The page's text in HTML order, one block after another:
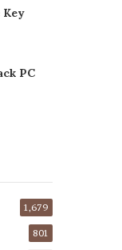
Key
PC
1,679
801